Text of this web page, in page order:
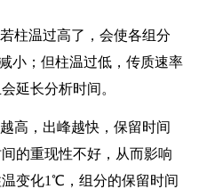
柱温过高了，会使各组分
小；但柱温过低，传质速率
延长分析时间。
高，出峰越快，保留时间
的重现性不好，从而影响
变化1℃，组分的保留时间